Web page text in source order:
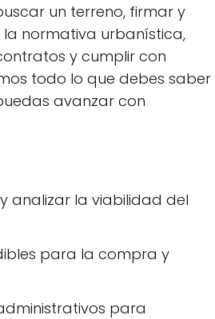
un terreno, firmar y
la normativa urbanística,
y cumplir con
todo lo que debes saber
avanzar con
analizar la viabilidad del
para la compra y
para